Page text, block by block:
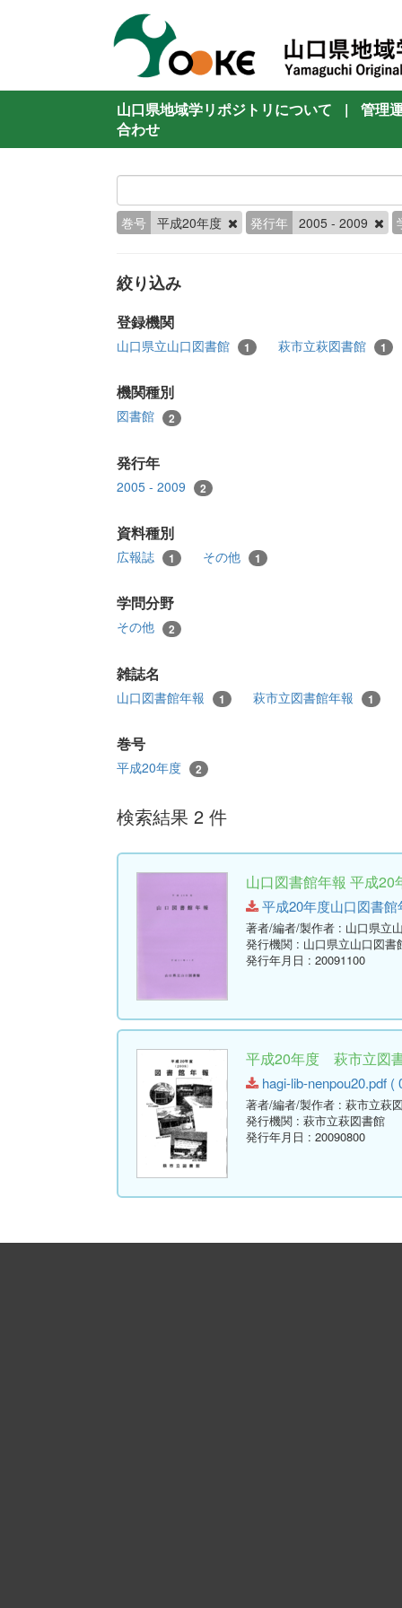
山口県地域学リポジトリについて |
管理
合わせ
巻号 平成20年度 発行年 2005 - 2009
絞り込み
登録機関
山口県立山口図書館 1 萩市立萩図書館 1
機関種別
図書館 2
発行年
2005 - 2009 2
資料種別
広報誌 1 その他 1
学問分野
その他 2
雑誌名
山口図書館年報 1 萩市立図書館年報 1
巻号
平成20年度 2
検索結果 2 件
山口図書館年報 平成20
平成20年度山口図書館
著者/編者/製作者 : 山口県立
発行機関 : 山口県立山口図書
発行年月日 : 20091100
平成20年度 萩市立図
hagi-lib-nenpou20.pdf (
著者/編者/製作者 : 萩市立萩
発行機関 : 萩市立萩図書館
発行年月日 : 20090800